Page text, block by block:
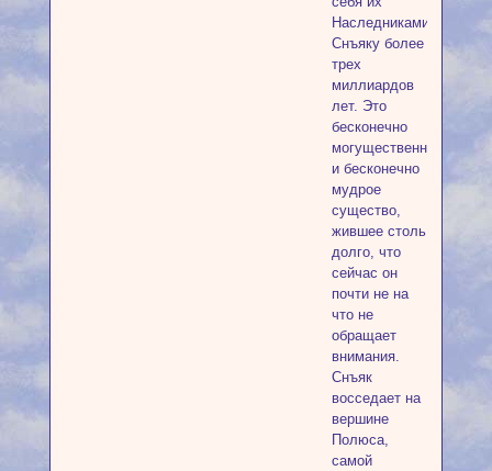
Наследниками.
Снъяку более
трех
миллиардов
лет. Это
бесконечно
могущественное
и бесконечно
мудрое
существо,
жившее столь
долго, что
сейчас он
почти не на
что не
обращает
внимания.
Снъяк
восседает на
вершине
Полюса,
самой